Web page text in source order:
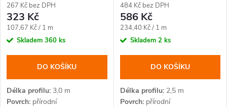
267 Kč bez DPH
323 Kč
Měrná
cena:
107,67 Kč / 1 m
Skladem 360 ks
DO KOŠÍKU
Délka profilu 3,0 m
Povrch přírodní
484 Kč bez DPH
586 Kč
Měrná
cena:
234,40 Kč / 1 m
Skladem 2 ks
DO KOŠÍKU
Délka profilu2,5 m
Povrchpřírodní